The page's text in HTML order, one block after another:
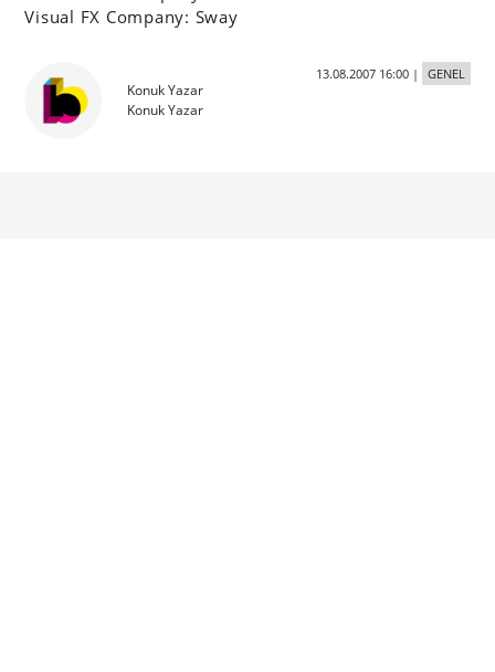
Visual FX Company: Sway
Konuk Yazar
Konuk Yazar
13.08.2007 16:00| GENEL